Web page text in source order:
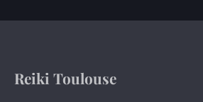
Reiki Toulouse